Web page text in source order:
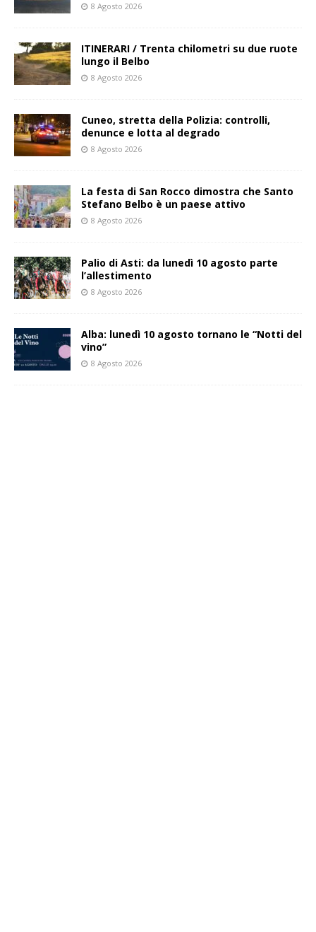
8 Agosto 2026
ITINERARI / Trenta chilometri su due ruote
lungo il Belbo
8 Agosto 2026
Cuneo, stretta della Polizia: controlli,
denunce e lotta al degrado
8 Agosto 2026
La festa di San Rocco dimostra che Santo
Stefano Belbo è un paese attivo
8 Agosto 2026
Palio di Asti: da lunedì 10 agosto parte
l’allestimento
8 Agosto 2026
Alba: lunedì 10 agosto tornano le “Notti del
vino”
8 Agosto 2026